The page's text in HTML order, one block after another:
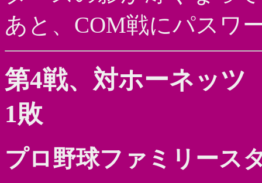
あと、COM戦にパスワ
第4戦、対ホーネッツ
1敗
プロ野球ファミリース